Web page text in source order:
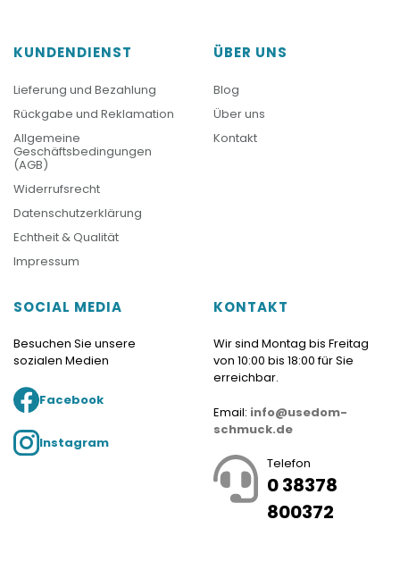
KUNDENDIENST
Lieferung und Bezahlung
Rückgabe und Reklamation
Allgemeine
Geschäftsbedingungen
(AGB)
Widerrufsrecht
Datenschutzerklärung
Echtheit & Qualität
Impressum
ÜBER UNS
Blog
Über uns
Kontakt
SOCIAL MEDIA
Besuchen Sie unsere
sozialen Medien
Facebook
Instagram
KONTAKT
Wir sind Montag bis Freitag
von 10:00 bis 18:00 für Sie
erreichbar.
Email: info@usedom-
schmuck.de
Telefon
0 38378
800372